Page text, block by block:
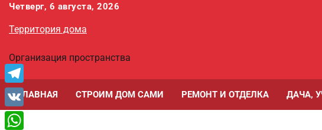
Перейти
содержимому
Четверг, 6 августа, 2026
Территория дома
Организация пространства
ГЛАВНАЯ СТРОИМ ДОМ САМИ РЕМОНТ И ОТДЕЛКА ДАЧА,
Telegram
VK